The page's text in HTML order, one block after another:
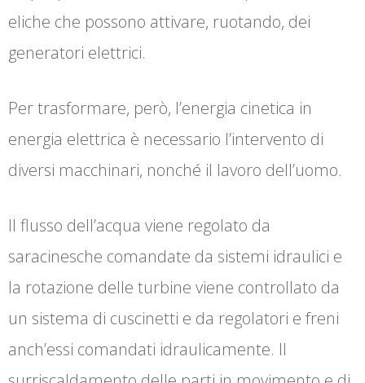
eliche che possono attivare, ruotando, dei
generatori elettrici.
Per trasformare, però, l’energia cinetica in
energia elettrica è necessario l’intervento di
diversi macchinari, nonché il lavoro dell’uomo.
Il flusso dell’acqua viene regolato da
saracinesche comandate da sistemi idraulici e
la rotazione delle turbine viene controllato da
un sistema di cuscinetti e da regolatori e freni
anch’essi comandati idraulicamente. Il